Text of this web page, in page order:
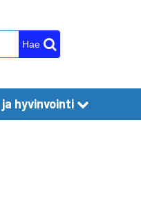
Hae
ja hyvinvointi